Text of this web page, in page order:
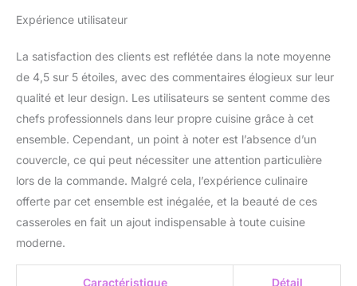
Expérience utilisateur
La satisfaction des clients est reflétée dans la note moyenne
de 4,5 sur 5 étoiles, avec des commentaires élogieux sur leur
qualité et leur design. Les utilisateurs se sentent comme des
chefs professionnels dans leur propre cuisine grâce à cet
ensemble. Cependant, un point à noter est l’absence d’un
couvercle, ce qui peut nécessiter une attention particulière
lors de la commande. Malgré cela, l’expérience culinaire
offerte par cet ensemble est inégalée, et la beauté de ces
casseroles en fait un ajout indispensable à toute cuisine
moderne.
Caractéristique Détail